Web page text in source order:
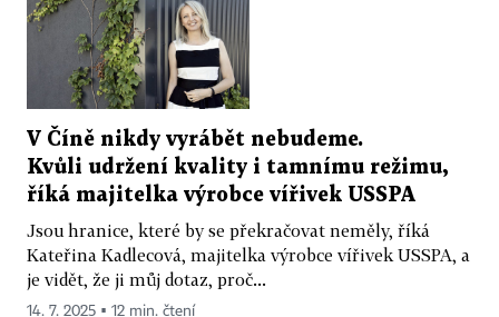
V Číně nikdy vyrábět nebudeme.
Kvůli udržení kvality i tamnímu režimu,
říká majitelka výrobce vířivek USSPA
Jsou hranice, které by se překračovat neměly, říká
Kateřina Kadlecová, majitelka výrobce vířivek USSPA, a
je vidět, že ji můj dotaz, proč...
14. 7. 2025 ▪ 12 min. čtení